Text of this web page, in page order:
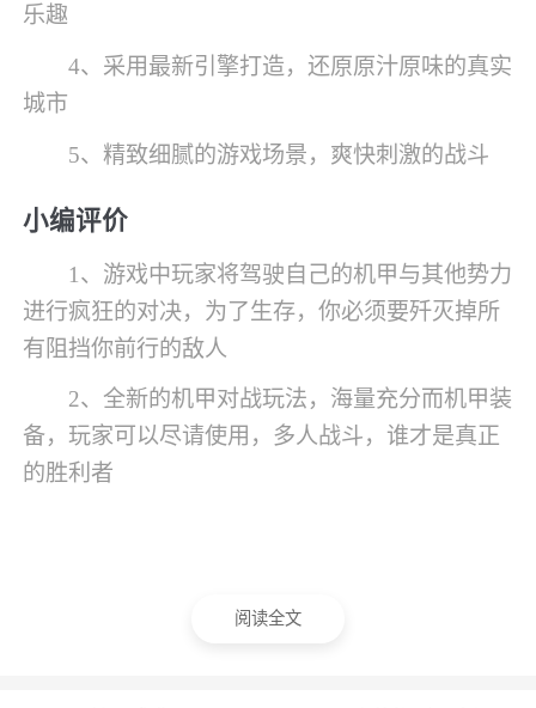
乐趣
4、采用最新引擎打造，还原原汁原味的真实
城市
5、精致细腻的游戏场景，爽快刺激的战斗
小编评价
1、游戏中玩家将驾驶自己的机甲与其他势力
进行疯狂的对决，为了生存，你必须要歼灭掉所
有阻挡你前行的敌人
2、全新的机甲对战玩法，海量充分而机甲装
备，玩家可以尽请使用，多人战斗，谁才是真正
的胜利者
阅读全文